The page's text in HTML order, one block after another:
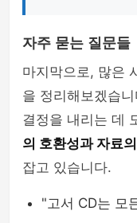
자주 묻는 질문들
마지막으로, 많은
을 정리해보겠습
결정을 내리는 데
의 호환성과 자료
잡고 있습니다.
"고서 CD는 모